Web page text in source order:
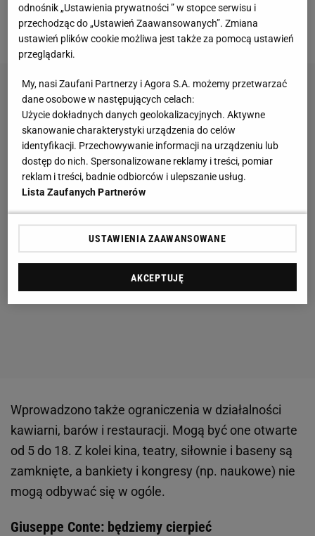
pracują bądź mają kłopoty ze zdrowiem i jadą do
szpitala.
Wprowadzono także ograniczenia w działalności
kawiarni, barów i restauracji. Mogą być one otwarte
od 5 do 18. Z kolei kina, teatry, siłownie i baseny są
zamknięte, a bankiety i kongresy (np. naukowe) nie
mogą odbywać się w ogóle.
Giuseppe Conte: będziemy cierpieć
odnośnik „Ustawienia prywatności ” w stopce serwisu i
przechodząc do „Ustawień Zaawansowanych”. Zmiana
ustawień plików cookie możliwa jest także za pomocą ustawień
przeglądarki.
My, nasi Zaufani Partnerzy i Agora S.A. możemy przetwarzać
dane osobowe w następujących celach:
Użycie dokładnych danych geolokalizacyjnych. Aktywne
skanowanie charakterystyki urządzenia do celów
identyfikacji. Przechowywanie informacji na urządzeniu lub
dostęp do nich. Spersonalizowane reklamy i treści, pomiar
reklam i treści, badnie odbiorców i ulepszanie usług.
Lista Zaufanych Partnerów
USTAWIENIA ZAAWANSOWANE
AKCEPTUJĘ